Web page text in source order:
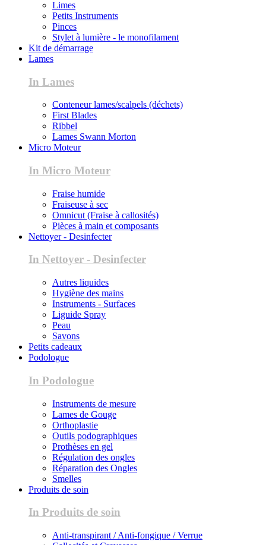
Limes
Petits Instruments
Pinces
Stylet à lumière - le monofilament
Kit de démarrage
Lames
In Lames
Conteneur lames/scalpels (déchets)
First Blades
Ribbel
Lames Swann Morton
Micro Moteur
In Micro Moteur
Fraise humide
Fraiseuse à sec
Omnicut (Fraise à callosités)
Pièces à main et composants
Nettoyer - Desinfecter
In Nettoyer - Desinfecter
Autres liquides
Hygiène des mains
Instruments - Surfaces
Liguide Spray
Peau
Savons
Petits cadeaux
Podologue
In Podologue
Instruments de mesure
Lames de Gouge
Orthoplastie
Outils podographiques
Prothèses en gel
Régulation des ongles
Réparation des Ongles
Smelles
Produits de soin
In Produits de soin
Anti-transpirant / Anti-fongique / Verrue